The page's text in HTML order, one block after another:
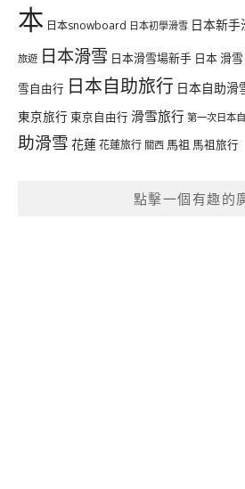
本 日本snowboard 日本初學滑雪 日本新手
旅遊 日本滑雪 日本滑雪場新手 日本 滑
雪自由行 日本自助旅行 日本自助滑
東京旅行 東京自由行 滑雪旅行 第一次日本
助滑雪 花蓮花蓮旅行 關西 馬祖 馬祖旅行
點擊一個有趣的